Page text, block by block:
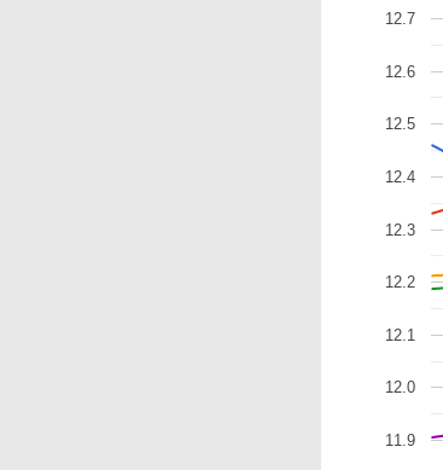
11.9
12.0
12.1
12.2
12.3
12.4
12.5
12.6
12.7